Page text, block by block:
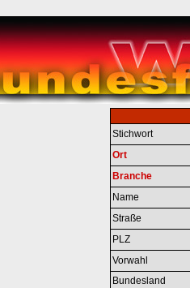
Stichwort
Ort
Branche
Name
Straße
PLZ
Vorwahl
Bundesland